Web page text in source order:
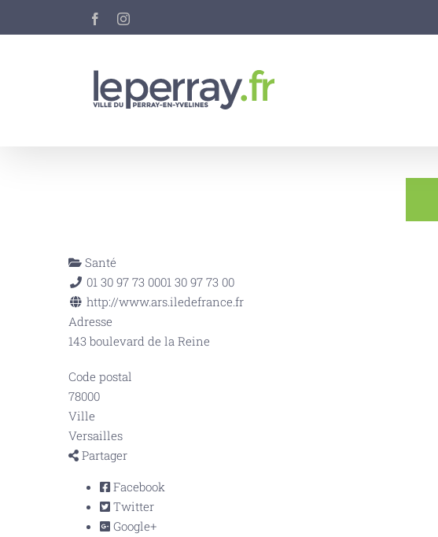
FacebookInstagram
Santé
01 30 97 73 0001 30 97 73 00
http://www.ars.iledefrance.fr
Adresse
143 boulevard de la Reine
Code postal
78000
Ville
Versailles
Partager
Facebook
Twitter
Google+